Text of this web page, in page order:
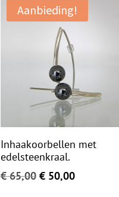
Aanbieding!
Inhaakoorbellen met
edelsteenkraal.
€65,00 Oorspronkelijke
€50,00Huidige